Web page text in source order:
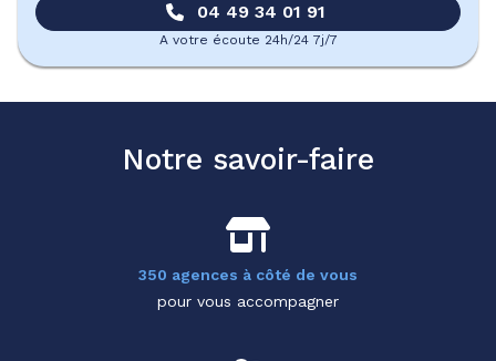
04 49 34 01 91
A votre écoute 24h/24 7j/7
Notre savoir-faire
350 agences à côté de vous
pour vous accompagner